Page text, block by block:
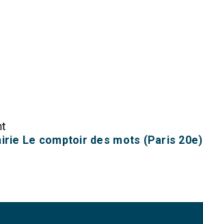
Le comptoir des mots (Paris 20e)